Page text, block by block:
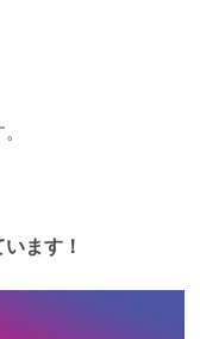
ます！